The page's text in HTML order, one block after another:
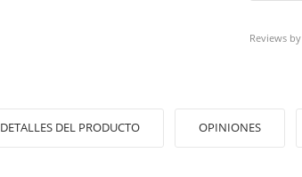
Reviews by
DETALLES DEL PRODUCTO OPINIONES